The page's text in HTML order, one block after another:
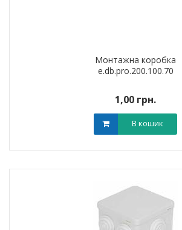
Монтажна коробка
e.db.pro.200.100.70
1,00 грн.
В кошик